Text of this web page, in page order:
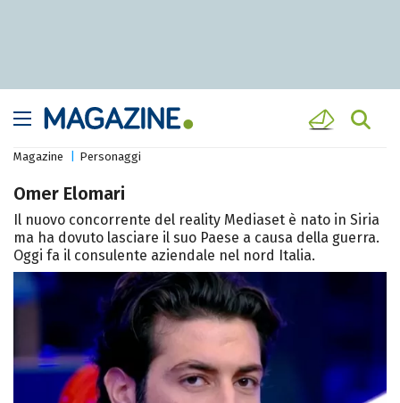
Magazine Personaggi
Omer Elomari
Il nuovo concorrente del reality Mediaset è nato in Siria
ma ha dovuto lasciare il suo Paese a causa della guerra.
Oggi fa il consulente aziendale nel nord Italia.